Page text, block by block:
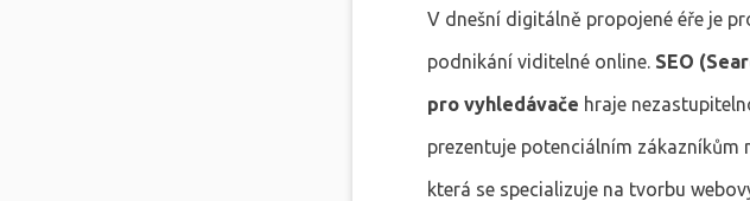
V dnešní digitálně propojené éře je
podnikání viditelné online. SEO
pro vyhledávače hraje
prezentuje potenciálním
která se specializuje na tvorbu